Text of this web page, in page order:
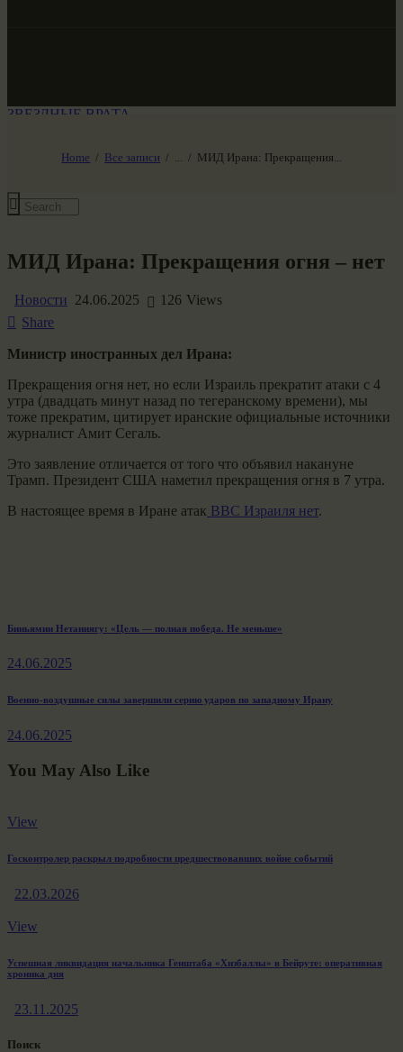
Home Все записи МИД Ирана: Прекращения...
ЗВЕЗДНЫЕ ВРАТА
SG-6
МИД Ирана: Прекращения огня – нет
Новости 24.06.2025 126 Views
Share
Министр иностранных дел Ирана:
Прекращения огня нет, но если Израиль прекратит атаки с 4
утра (двадцать минут назад по тегеранскому времени), мы
тоже прекратим, цитирует иранские официальные источники
журналист Амит Сегаль.
Это заявление отличается от того что объявил накануне
Трамп. Президент США наметил прекращения огня в 7 утра.
В настоящее время в Иране атак ВВС Израиля нет.
Навигация
по
Previous
Биньямин Нетаниягу: «Цель — полная победа. Не меньше»
24.06.2025
Next
Военно-воздушные силы завершили серию ударов по западному Ирану
24.06.2025
You May Also Like
View
Госконтролер раскрыл подробности предшествовавших войне событий
22.03.2026
View
Успешная ликвидация начальника Генштаба «Хизбаллы» в Бейруте: оперативная
хроника дня
23.11.2025
Поиск